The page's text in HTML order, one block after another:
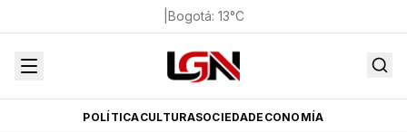
Bogotá: 13°C
POLÍTICACULTURASOCIEDADECONOMÍA